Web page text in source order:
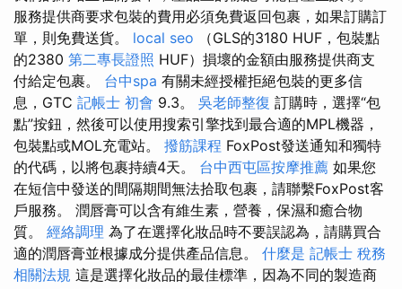
服務提供商要求包裝的費用必須免費返回包裹，如果訂購訂
單，則免費送貨。 local seo （GLS的3180 HUF，包裝點
的2380 第二專長證照 HUF）損壞的金額由服務提供商支
付給定包裹。 台中spa 有關未經授權拒絕包裝的更多信
息，GTC 記帳士 初會 9.3。 吳老師整復 訂購時，選擇“包
點”按鈕，然後可以使用搜索引擎找到最合適的MPL機器，
包裝點或MOL充電站。 撥筋課程 FoxPost發送通知和獨特
的代碼，以將包裹持續4天。 台中西屯區按摩推薦 如果您
在短信中發送的間隔期間無法拾取包裹，請聯繫FoxPost客
戶服務。 潤唇膏可以含有維生素，營養，保濕和癒合物
質。 經絡調理 為了在選擇化妝品時不要誤認為，請購買合
適的潤唇膏並根據成分提供產品信息。 什麼是 記帳士 稅務
相關法規 這是選擇化妝品的最佳標準，因為不同的製造商